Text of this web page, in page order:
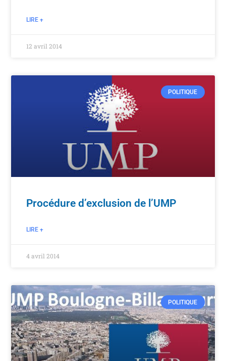
LIRE +
12 avril 2014
POLITIQUE
Procédure d’exclusion de l’UMP
LIRE +
4 avril 2014
POLITIQUE